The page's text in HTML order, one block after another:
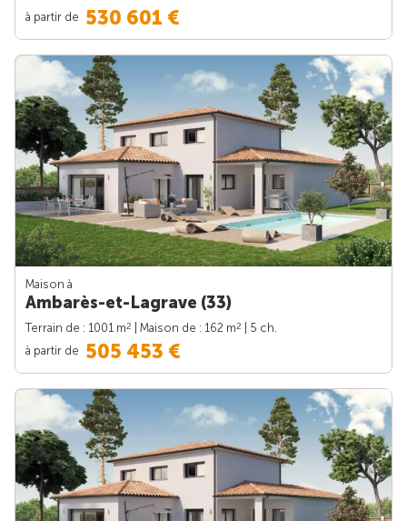
à partir de 530 601 €
Maison à
Ambarès-et-Lagrave (33)
Terrain de : 1001 m2 | Maison de : 162 m2
| 5 ch.
à partir de 505 453 €